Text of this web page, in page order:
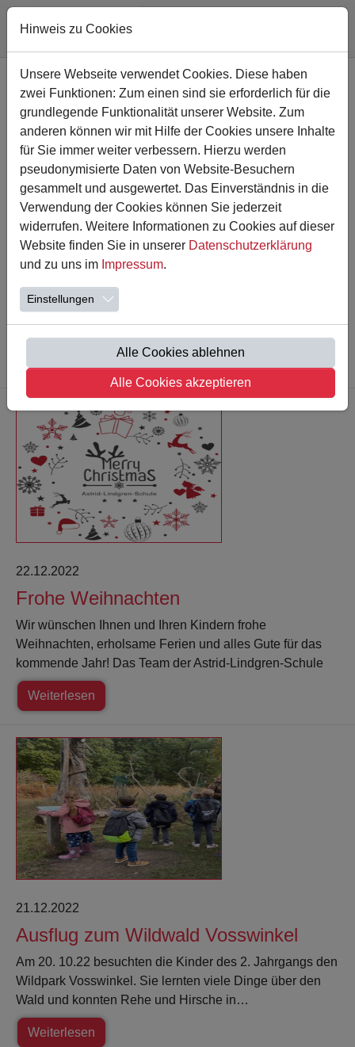
17.02.2023
Das Team der Astrid-Lindgren-Schule wünscht allen eine
schöne Karnevalszeit.
22.12.2022
Frohe Weihnachten
Wir wünschen Ihnen und Ihren Kindern frohe
Weihnachten, erholsame Ferien und alles Gute für das
kommende Jahr! Das Team der Astrid-Lindgren-Schule
Weiterlesen
21.12.2022
Ausflug zum Wildwald Vosswinkel
Am 20. 10.22 besuchten die Kinder des 2. Jahrgangs den
Wildpark Vosswinkel. Sie lernten viele Dinge über den
Wald und konnten Rehe und Hirsche in…
Weiterlesen
Hinweis zu Cookies
Unsere Webseite verwendet Cookies. Diese haben
zwei Funktionen: Zum einen sind sie erforderlich für die
grundlegende Funktionalität unserer Website. Zum
anderen können wir mit Hilfe der Cookies unsere Inhalte
für Sie immer weiter verbessern. Hierzu werden
pseudonymisierte Daten von Website-Besuchern
gesammelt und ausgewertet. Das Einverständnis in die
Verwendung der Cookies können Sie jederzeit
widerrufen. Weitere Informationen zu Cookies auf dieser
Website finden Sie in unserer Datenschutzerklärung
und zu uns im Impressum.
Einstellungen
Alle Cookies ablehnen
Alle Cookies akzeptieren